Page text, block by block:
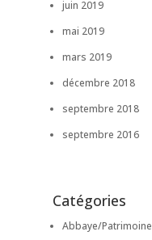
juin 2019
mai 2019
mars 2019
décembre 2018
septembre 2018
septembre 2016
Catégories
Abbaye/Patrimoine